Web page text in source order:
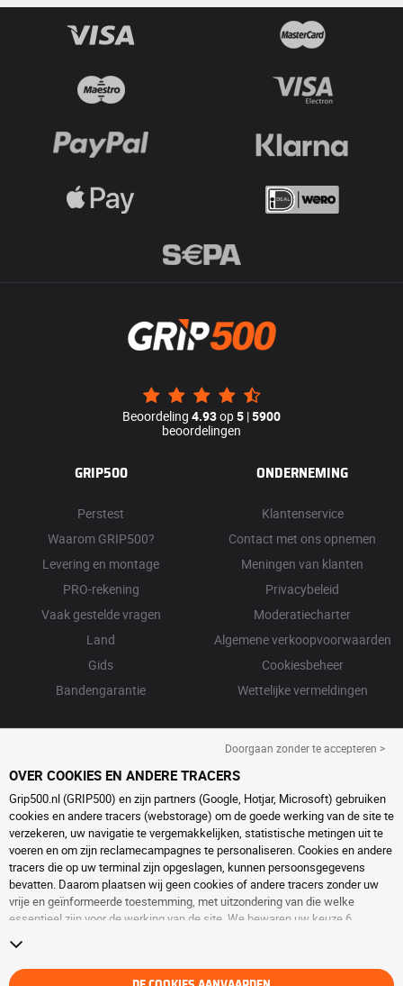
Beoordeling 4.93op5 |5900
beoordelingen
GRIP500
Perstest
Waarom GRIP500?
Levering en montage
PRO-rekening
Vaak gestelde vragen
Land
Gids
Bandengarantie
ONDERNEMING
Klantenservice
Contact met ons opnemen
Meningen van klanten
Privacybeleid
Moderatiecharter
Algemene verkoopvoorwaarden
Cookiesbeheer
Wettelijke vermeldingen
Doorgaan zonder te accepteren >
OVER COOKIES EN ANDERE TRACERS
Grip500.nl (GRIP500) en zijn partners (Google, Hotjar, Microsoft) gebruiken
cookies en andere tracers (webstorage) om de goede werking van de site te
verzekeren, uw navigatie te vergemakkelijken, statistische metingen uit te
voeren en om zijn reclamecampagnes te personaliseren. Cookies en andere
tracers die op uw terminal zijn opgeslagen, kunnen persoonsgegevens
bevatten. Daarom plaatsen wij geen cookies of andere tracers zonder uw
vrije en geïnformeerde toestemming, met uitzondering van die welke
essentieel zijn voor de werking van de site. We bewaren uw keuze 6
pagina over
verder te surfen zonder het deponeren van cookies of andere tracers te